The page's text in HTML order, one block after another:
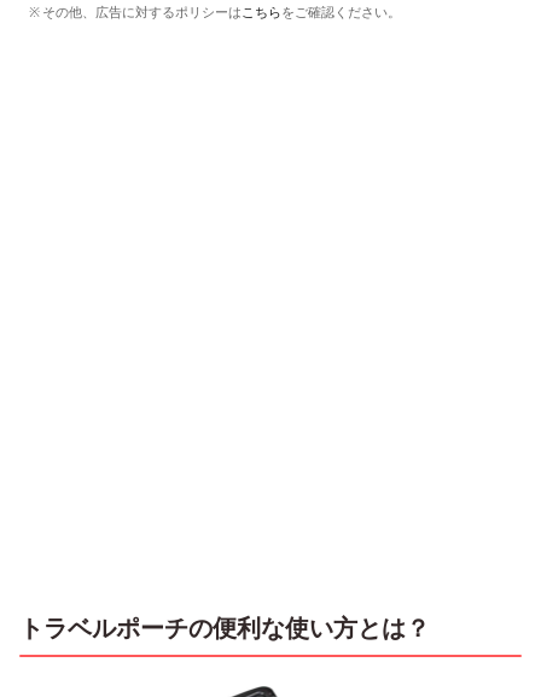
その他、広告に対するポリシーはこちらをご確認ください。
トラベルポーチの便利な使い方とは？